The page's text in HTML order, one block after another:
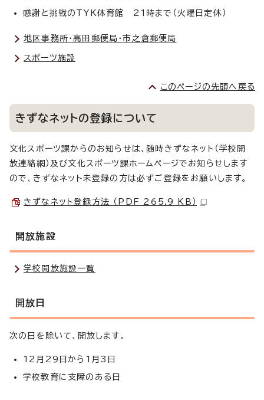
感謝と挑戦のTYK体育館 21時まで（火曜日定休）
地区事務所・高田郵便局・市之倉郵便局
スポーツ施設
このページの先頭へ戻る
きずなネットの登録について
文化スポーツ課からのお知らせは、随時きずなネット（学校開
放連絡網）及び文化スポーツ課ホームページでお知らせします
ので、きずなネット未登録の方は必ずご登録をお願いします。
きずなネット登録方法 （PDF 265.9 KB）
開放施設
学校開放施設一覧
開放日
次の日を除いて、開放します。
12月29日から1月3日
学校教育に支障のある日